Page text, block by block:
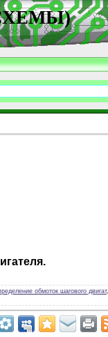
обмоток шагового двигат,